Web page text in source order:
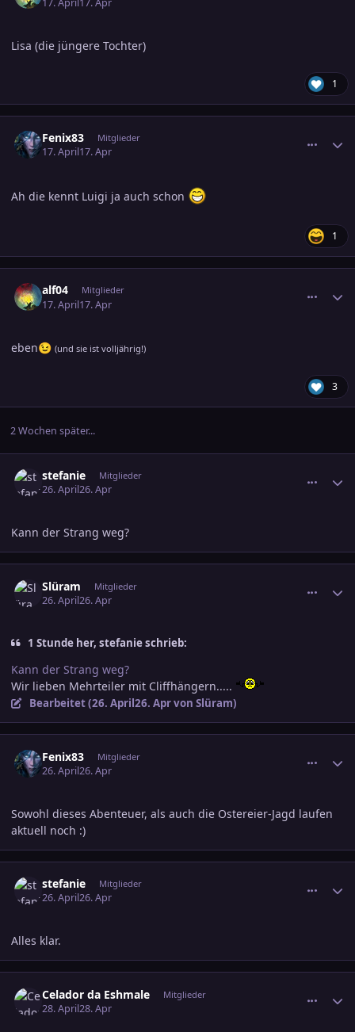
Lisa (die jüngere Tochter)
1
Fenix83 Mitglieder
17. April17. Apr
Ah die kennt Luigi ja auch schon
1
alf04 Mitglieder
17. April17. Apr
eben😉 (und sie ist volljährig!)
3
2 Wochen später...
stefanie Mitglieder
26. April26. Apr
Kann der Strang weg?
Slüram Mitglieder
26. April26. Apr
1 Stunde her, stefanie schrieb:
Kann der Strang weg?
Wir lieben Mehrteiler mit Cliffhängern.....
Bearbeitet (26. April 26. Aprvon Slüram)
Fenix83 Mitglieder
26. April26. Apr
Sowohl dieses Abenteuer, als auch die Ostereier-Jagd laufen
aktuell noch :)
stefanie Mitglieder
26. April26. Apr
Alles klar.
Celador da Eshmale Mitglieder
28. April28. Apr